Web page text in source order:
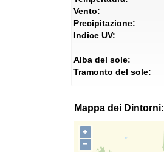
Vento:
Precipitazione:
Indice UV:
Alba del sole:
Tramonto del sole:
Mappa dei Dintorni:
+
−